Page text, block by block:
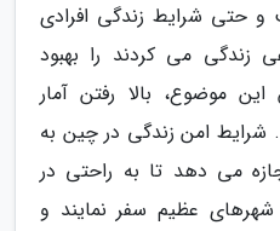
و حتی شرایط زندگی افرادی
زندگی می کردند را بهبود
موضوع، بالا رفتن آمار
امن زندگی در چین به
می دهد تا به راحتی در
عظیم سفر نمایند و